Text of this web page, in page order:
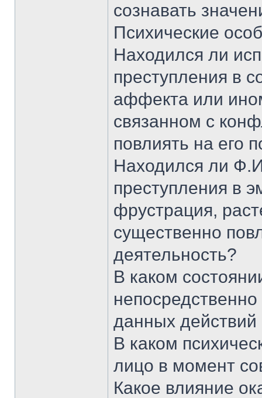
сознавать
Психические
Находился ли
преступления в
аффекта или
связанном с
повлиять на его
Находился ли
преступления в
фрустрация,
существенно
деятельность?
В каком
данных действий
В каком
лицо в момент
Какое влияние